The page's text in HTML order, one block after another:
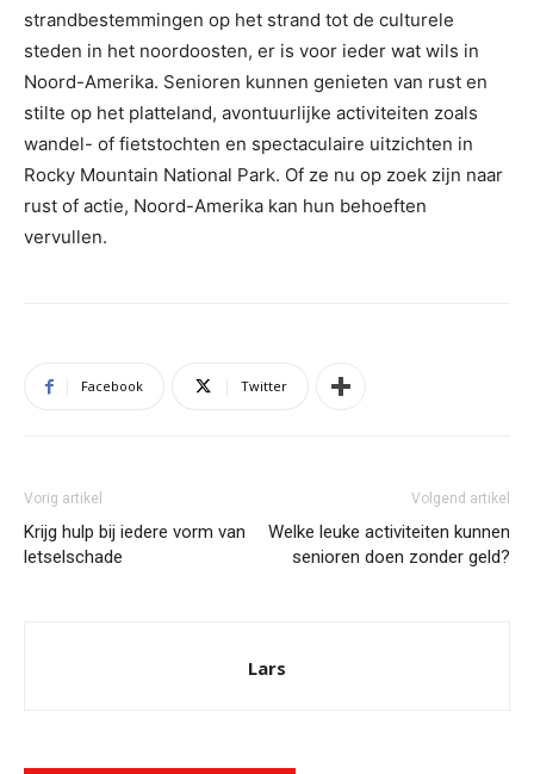
strandbestemmingen op het strand tot de culturele
steden in het noordoosten, er is voor ieder wat wils in
Noord-Amerika. Senioren kunnen genieten van rust en
stilte op het platteland, avontuurlijke activiteiten zoals
wandel- of fietstochten en spectaculaire uitzichten in
Rocky Mountain National Park. Of ze nu op zoek zijn naar
rust of actie, Noord-Amerika kan hun behoeften
vervullen.
Facebook Twitter
Vorig artikel
Krijg hulp bij iedere vorm van
letselschade
Volgend artikel
Welke leuke activiteiten kunnen
senioren doen zonder geld?
Lars